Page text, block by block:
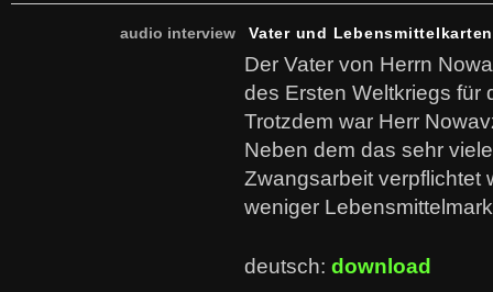
audio interview Vater und
Der Vater von Herrn
des Ersten Weltkriegs für
Trotzdem war Herr
Neben dem das sehr
Zwangsarbeit verpflichtet
weniger
deutsch: download